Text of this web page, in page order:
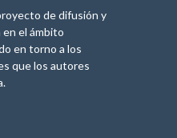
de difusión y
el ámbito
en torno a los
que los autores